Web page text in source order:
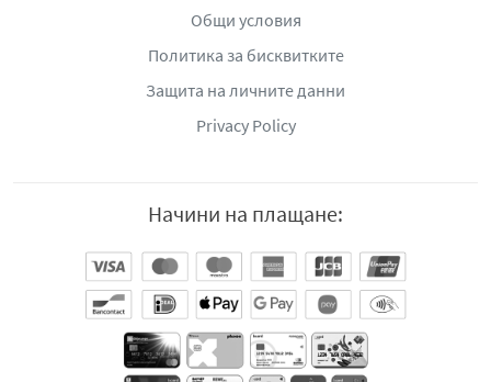
Общи условия
Политика за бисквитките
Защита на личните данни
Privacy Policy
Начини на плащане: